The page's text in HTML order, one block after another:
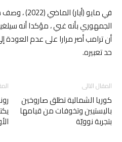
في مايو
الجمهوري بأنه غبي ، مؤكدا أنه
أن ترامب أصر مرارا على عدم العودة
حد تعبيره.
المقال التالى
كوريا الشمالية تطلق صاروخين
باليستيين وتخوفات من قيامها
بتجربة نوويّة